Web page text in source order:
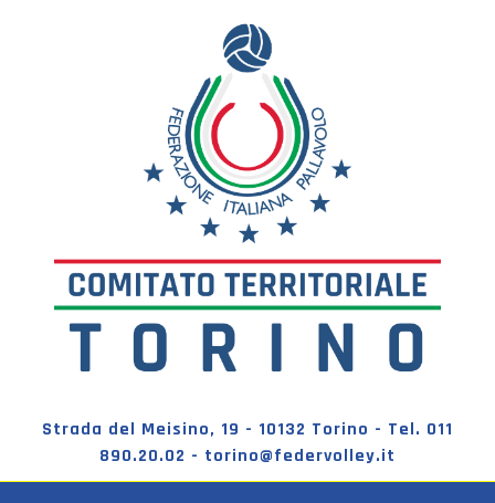
Strada del Meisino, 19 - 10132 Torino - Tel. 011
890.20.02 - torino@federvolley.it